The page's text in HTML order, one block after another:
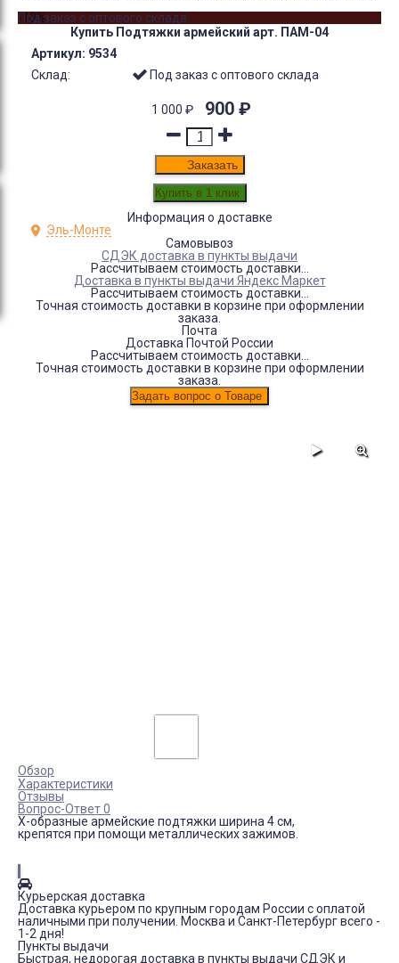
-10%
Под заказ с оптового склада
Купить Подтяжки армейский арт. ПАМ-04
Артикул: 9534
Склад:
Под заказ с оптового склада
1 000 ₽ 900 ₽
Заказать
Информация о доставке
Эль-Монте
Самовывоз
СДЭК доставка в пункты выдачи
Рассчитываем стоимость доставки...
Доставка в пункты выдачи Яндекс Маркет
Рассчитываем стоимость доставки...
Точная стоимость доставки в корзине при оформлении
заказа.
Почта
Доставка Почтой России
Рассчитываем стоимость доставки...
Точная стоимость доставки в корзине при оформлении
заказа.
Обзор
Характеристики
Отзывы
Вопрос-Ответ 0
X-образные армейские подтяжки ширина 4 см,
крепятся при помощи металлических зажимов.
Курьерская доставка
Доставка курьером по крупным городам России с оплатой
наличными при получении. Москва и Санкт-Петербург всего -
1-2 дня!
Пункты выдачи
Быстрая, недорогая доставка в пункты выдачи СДЭК и